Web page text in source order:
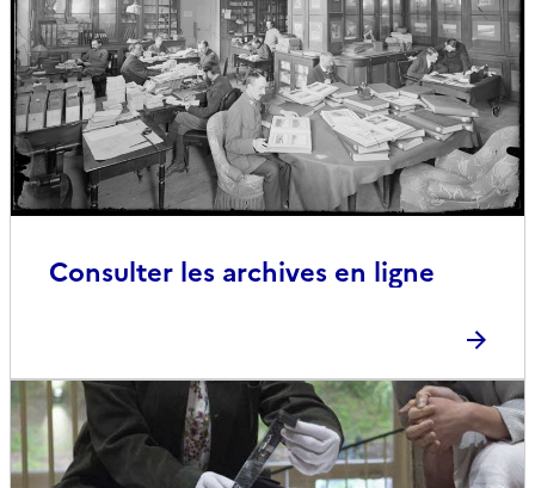
Consulter les archives en ligne